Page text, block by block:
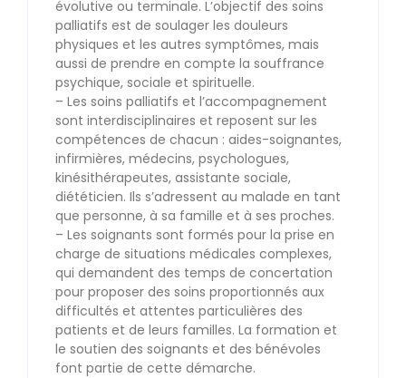
évolutive ou terminale. L’objectif des soins
palliatifs est de soulager les douleurs
physiques et les autres symptômes, mais
aussi de prendre en compte la souffrance
psychique, sociale et spirituelle.
– Les soins palliatifs et l’accompagnement
sont interdisciplinaires et reposent sur les
compétences de chacun : aides-soignantes,
infirmières, médecins, psychologues,
kinésithérapeutes, assistante sociale,
diététicien. Ils s’adressent au malade en tant
que personne, à sa famille et à ses proches.
– Les soignants sont formés pour la prise en
charge de situations médicales complexes,
qui demandent des temps de concertation
pour proposer des soins proportionnés aux
difficultés et attentes particulières des
patients et de leurs familles. La formation et
le soutien des soignants et des bénévoles
font partie de cette démarche.